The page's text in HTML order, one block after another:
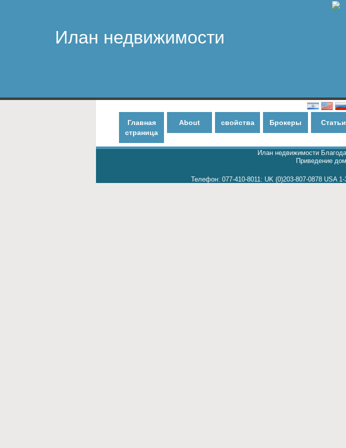
Илан недвижимости
Главная
страница
About свойства Брокеры Статьи
Илан недвижимости
Приведение
Телефон: 077-410-8011: UK (0)203-807-0878 USA